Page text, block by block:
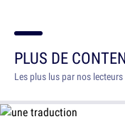
PLUS DE
Les plus lus par nos lecteurs